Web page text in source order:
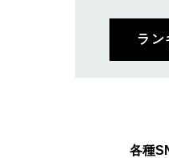
ラン
各種